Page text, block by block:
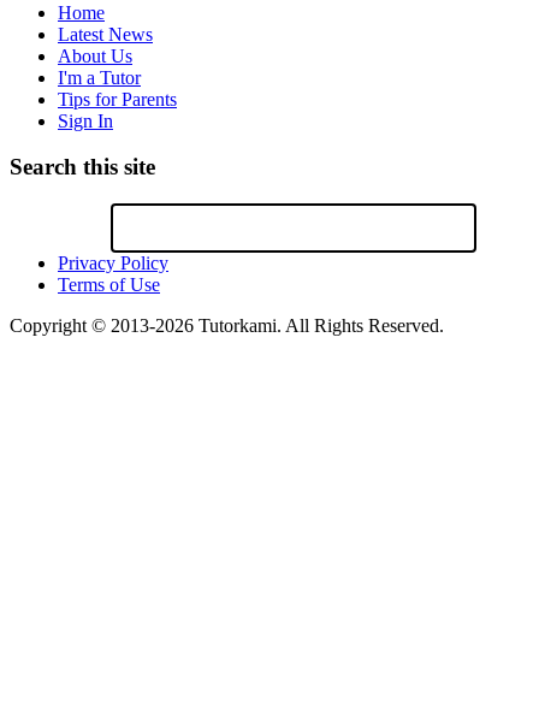
Home
Latest News
About Us
I'm a Tutor
Tips for Parents
Sign In
Search this site
Privacy Policy
Terms of Use
Copyright © 2013-2026 Tutorkami. All Rights Reserved.